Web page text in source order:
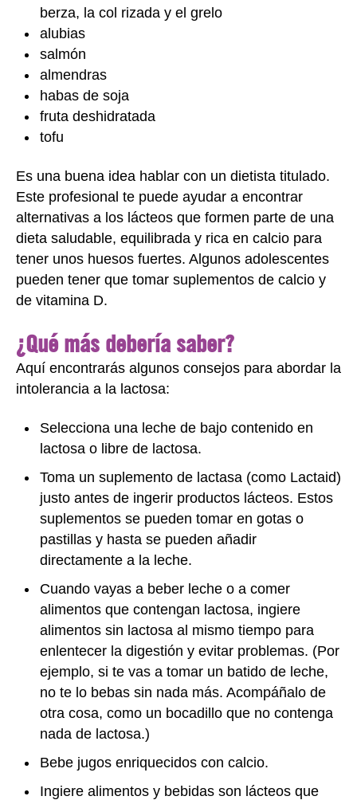
berza, la col rizada y el grelo
alubias
salmón
almendras
habas de soja
fruta deshidratada
tofu
Es una buena idea hablar con un dietista titulado.
Este profesional te puede ayudar a encontrar
alternativas a los lácteos que formen parte de una
dieta saludable, equilibrada y rica en calcio para
tener unos huesos fuertes. Algunos adolescentes
pueden tener que tomar suplementos de calcio y
de vitamina D.
¿Qué más debería saber?
Aquí encontrarás algunos consejos para abordar la
intolerancia a la lactosa:
Selecciona una leche de bajo contenido en
lactosa o libre de lactosa.
Toma un suplemento de lactasa (como Lactaid)
justo antes de ingerir productos lácteos. Estos
suplementos se pueden tomar en gotas o
pastillas y hasta se pueden añadir
directamente a la leche.
Cuando vayas a beber leche o a comer
alimentos que contengan lactosa, ingiere
alimentos sin lactosa al mismo tiempo para
enlentecer la digestión y evitar problemas. (Por
ejemplo, si te vas a tomar un batido de leche,
no te lo bebas sin nada más. Acompáñalo de
otra cosa, como un bocadillo que no contenga
nada de lactosa.)
Bebe jugos enriquecidos con calcio.
Ingiere alimentos y bebidas son lácteos que